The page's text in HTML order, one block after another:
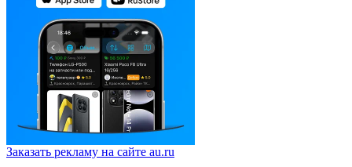
Заказать рекламу на сайте au.ru